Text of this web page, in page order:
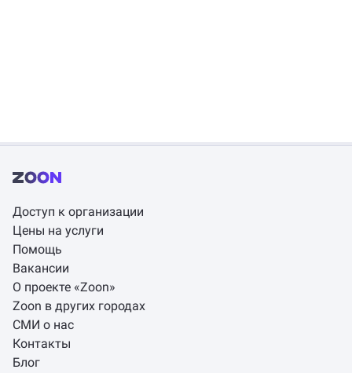
Доступ к организации
Цены на услуги
Помощь
Вакансии
О проекте «Zoon»
Zoon в других городах
СМИ о нас
Контакты
Блог